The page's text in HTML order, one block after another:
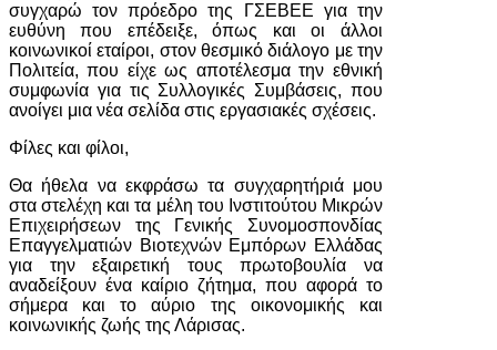
συγχαρώ τον πρόεδρο της ΓΣΕΒΕΕ για την
ευθύνη που επέδειξε, όπως και οι άλλοι
κοινωνικοί εταίροι, στον θεσμικό διάλογο με την
Πολιτεία, που είχε ως αποτέλεσμα την εθνική
συμφωνία για τις Συλλογικές Συμβάσεις, που
ανοίγει μια νέα σελίδα στις εργασιακές σχέσεις.
Φίλες και φίλοι,
Θα ήθελα να εκφράσω τα συγχαρητήριά μου
στα στελέχη και τα μέλη του Ινστιτούτου Μικρών
Επιχειρήσεων της Γενικής Συνομοσπονδίας
Επαγγελματιών Βιοτεχνών Εμπόρων Ελλάδας
για την εξαιρετική τους πρωτοβουλία να
αναδείξουν ένα καίριο ζήτημα, που αφορά το
σήμερα και το αύριο της οικονομικής και
κοινωνικής ζωής της Λάρισας.